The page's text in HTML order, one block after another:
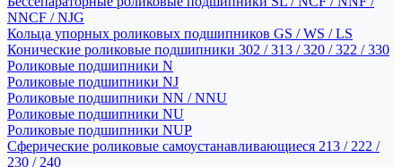
NNCF / NJG
Кольца упорных роликовых подшипников GS / WS / LS
Конические роликовые подшипники 302 / 313 / 320 / 322 / 330
Роликовые подшипники N
Роликовые подшипники NJ
Роликовые подшипники NN / NNU
Роликовые подшипники NU
Роликовые подшипники NUP
Сферические роликовые самоустанавливающиеся 213 / 222 /
230 / 240